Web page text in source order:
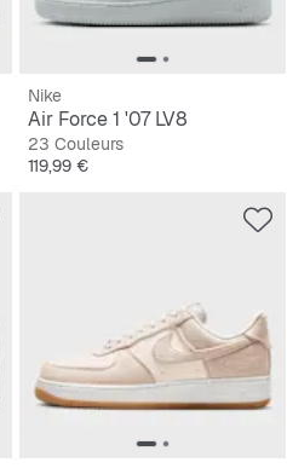
Nike
Air Force 1 '07 LV8
23 Couleurs
Prix
119,99 €